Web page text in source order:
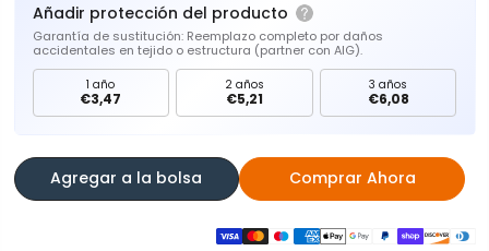
Añadir protección del producto
Garantía de sustitución: Reemplazo completo por daños
accidentales en tejido o estructura (partner con AIG).
1 año
€3,47
2 años
€5,21
3 años
€6,08
Agregar a la bolsa Comprar Ahora